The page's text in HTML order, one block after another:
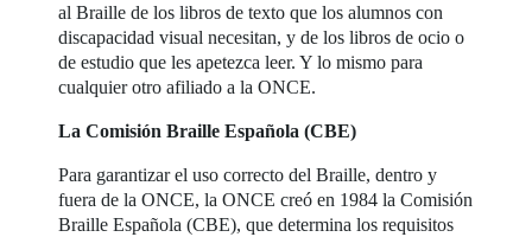
al Braille de los libros de texto que los alumnos con
discapacidad visual necesitan, y de los libros de ocio o
de estudio que les apetezca leer. Y lo mismo para
cualquier otro afiliado a la ONCE.
La Comisión Braille Española (CBE)
Para garantizar el uso correcto del Braille, dentro y
fuera de la ONCE, la ONCE creó en 1984 la Comisión
Braille Española (CBE), que determina los requisitos